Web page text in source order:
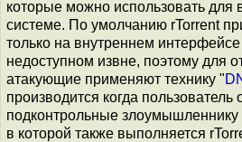
которые можно использовать для
системе. По умолчанию rTorrent
только на внутреннем
недоступном извне, поэтому для
атакующие применяют технику "
производится когда пользователь
подконтрольные
в которой также выполняется